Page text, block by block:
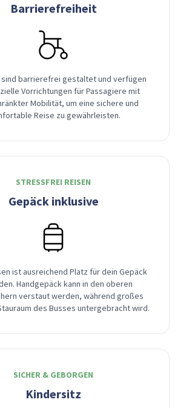
Barrierefreiheit
barrierefrei gestaltet und verfügen
Vorrichtungen für Passagiere mit
Mobilität, um eine sichere und
Reise zu gewährleisten.
STRESSFREI REISEN
Gepäck inklusive
ist ausreichend Platz für dein Gepäck
Handgepäck kann in den oberen
verstaut werden, während großes
des Busses untergebracht wird.
SICHER & GEBORGEN
Kindersitz